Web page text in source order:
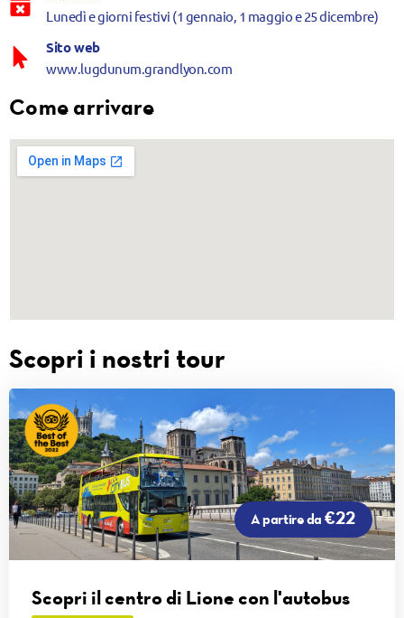
Lunedì e giorni festivi (1 gennaio, 1 maggio e 25 dicembre)
Sito web
www.lugdunum.grandlyon.com
Come arrivare
Scopri i nostri tour
A partire da €22
Scopri il centro di Lione con l'autobus